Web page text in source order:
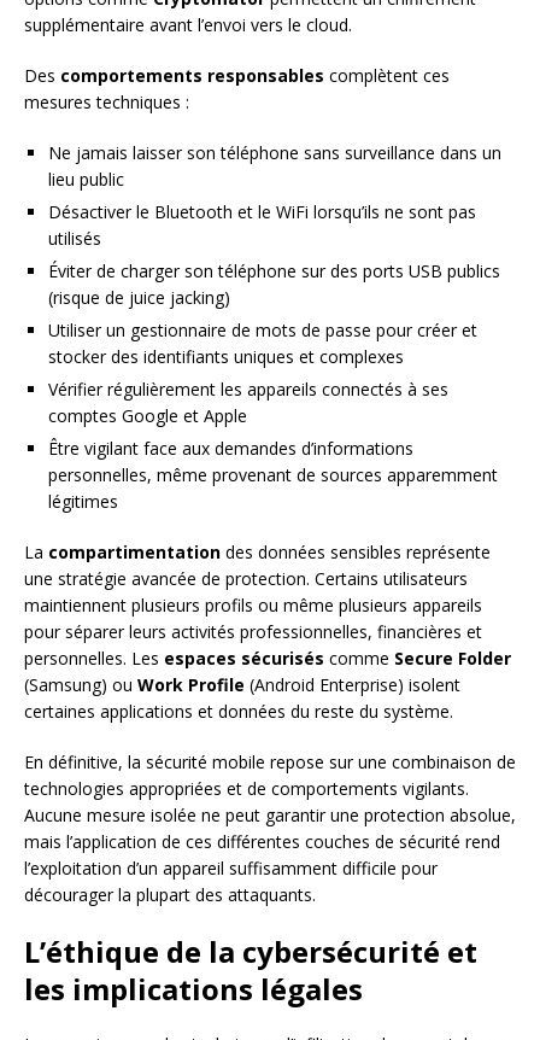
supplémentaire avant l’envoi vers le cloud.
Des comportements responsables complètent ces
mesures techniques :
Ne jamais laisser son téléphone sans surveillance dans un
lieu public
Désactiver le Bluetooth et le WiFi lorsqu’ils ne sont pas
utilisés
Éviter de charger son téléphone sur des ports USB publics
(risque de juice jacking)
Utiliser un gestionnaire de mots de passe pour créer et
stocker des identifiants uniques et complexes
Vérifier régulièrement les appareils connectés à ses
comptes Google et Apple
Être vigilant face aux demandes d’informations
personnelles, même provenant de sources apparemment
légitimes
La compartimentation des données sensibles représente
une stratégie avancée de protection. Certains utilisateurs
maintiennent plusieurs profils ou même plusieurs appareils
pour séparer leurs activités professionnelles, financières et
personnelles. Les espaces sécurisés comme Secure Folder
(Samsung) ou Work Profile (Android Enterprise) isolent
certaines applications et données du reste du système.
En définitive, la sécurité mobile repose sur une combinaison de
technologies appropriées et de comportements vigilants.
Aucune mesure isolée ne peut garantir une protection absolue,
mais l’application de ces différentes couches de sécurité rend
l’exploitation d’un appareil suffisamment difficile pour
décourager la plupart des attaquants.
L’éthique de la cybersécurité et
les implications légales